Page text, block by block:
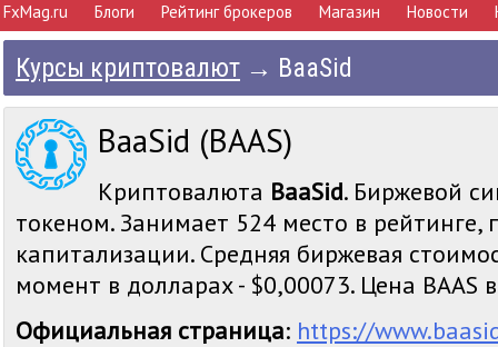
FxMag.ru Блоги Рейтинг брокеров Магазин Новости
Курсы криптовалют → BaaSid
BaaSid (BAAS)
Криптовалюта BaaSid. Биржевой
токеном. Занимает 524 место в
капитализации. Средняя биржевая
момент в долларах - $0,00073. Цена BAAS
Официальная страница: https://